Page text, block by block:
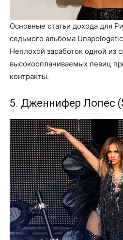
Основные статьи дохода для
седьмого альбома
Неплохой заработок одной из
высокооплачиваемых певиц
контракты.
5. Дженнифер Лопес